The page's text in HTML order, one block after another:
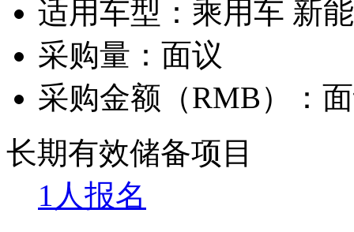
适用车型： 乘用车 新
采购量： 面议
采购金额（RMB）：
长期有效储备项目
1人报名